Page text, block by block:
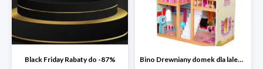
Black Friday Rabaty do -87% Bino Drewniany domek dla lalek z mebelkami -33%